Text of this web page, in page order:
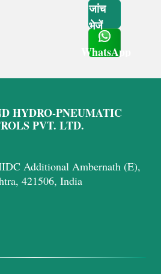
जांच
भेजें
WhatsApp
HYDRO-PNEUMATIC
PVT. LTD.
Additional Ambernath (E),
421506, India